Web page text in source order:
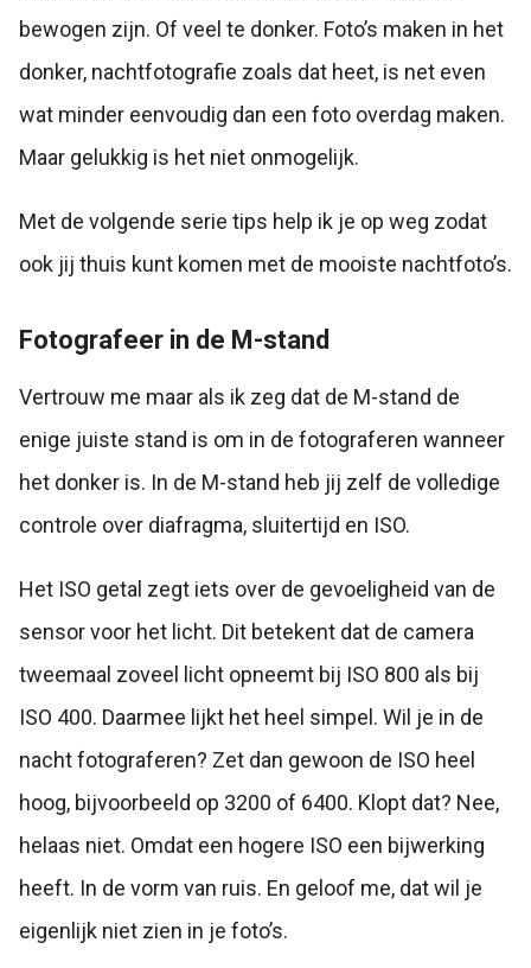
bewogen zijn. Of veel te donker. Foto’s maken in het
donker, nachtfotografie zoals dat heet, is net even
wat minder eenvoudig dan een foto overdag maken.
Maar gelukkig is het niet onmogelijk.
Met de volgende serie tips help ik je op weg zodat
ook jij thuis kunt komen met de mooiste nachtfoto’s.
Fotografeer in de M-stand
Vertrouw me maar als ik zeg dat de M-stand de
enige juiste stand is om in de fotograferen wanneer
het donker is. In de M-stand heb jij zelf de volledige
controle over diafragma, sluitertijd en ISO.
Het ISO getal zegt iets over de gevoeligheid van de
sensor voor het licht. Dit betekent dat de camera
tweemaal zoveel licht opneemt bij ISO 800 als bij
ISO 400. Daarmee lijkt het heel simpel. Wil je in de
nacht fotograferen? Zet dan gewoon de ISO heel
hoog, bijvoorbeeld op 3200 of 6400. Klopt dat? Nee,
helaas niet. Omdat een hogere ISO een bijwerking
heeft. In de vorm van ruis. En geloof me, dat wil je
eigenlijk niet zien in je foto’s.